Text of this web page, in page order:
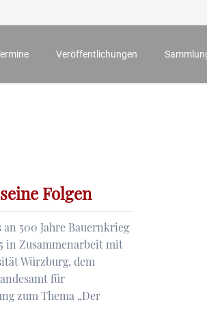
Veröffentlichungen
Mainfränkisches Jahrbuch für
Folgen
500 Jahre Bauernkrieg
in Zusammenarbeit mit
Würzburg, dem
für
zum Thema „Der